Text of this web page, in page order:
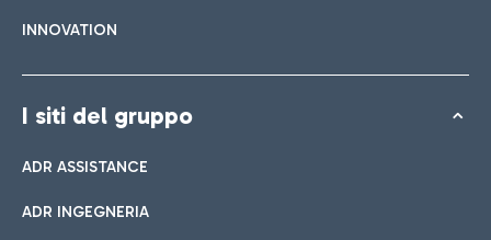
INNOVATION
I siti del gruppo
ADR ASSISTANCE
ADR INGEGNERIA